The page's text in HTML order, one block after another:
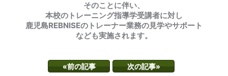
そのことに伴い、
本校のトレーニング指導学受講者に対し
鹿児島REBNISEのトレーナー業務の見学やサポート
なども実施されます。
«前の記事 次の記事»